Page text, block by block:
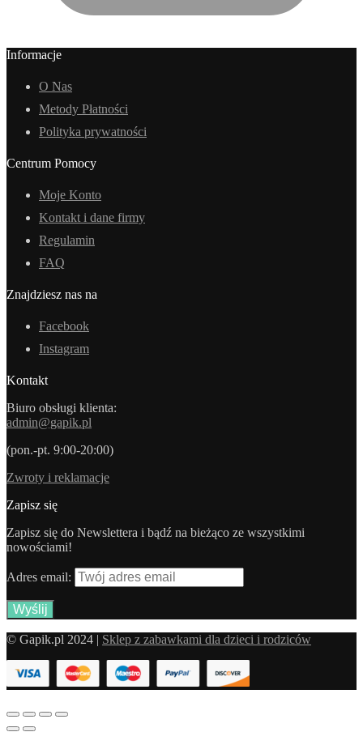
Informacje
O Nas
Metody Płatności
Polityka prywatności
Centrum Pomocy
Moje Konto
Kontakt i dane firmy
Regulamin
FAQ
Znajdziesz nas na
Facebook
Instagram
Kontakt
Biuro obsługi klienta:
admin@gapik.pl
(pon.-pt. 9:00-20:00)
Zwroty i reklamacje
Zapisz się
Zapisz się do Newslettera i bądź na bieżąco ze wszystkimi
nowościami!
Adres email:
© Gapik.pl 2024 | Sklep z zabawkami dla dzieci i rodziców